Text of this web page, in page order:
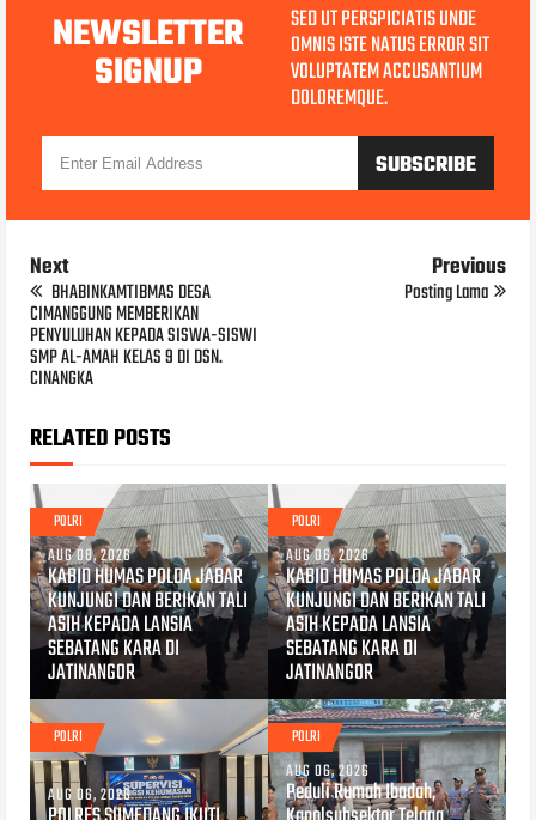
NEWSLETTER
SIGNUP
SED UT PERSPICIATIS UNDE
OMNIS ISTE NATUS ERROR SIT
VOLUPTATEM ACCUSANTIUM
DOLOREMQUE.
Next
BHABINKAMTIBMAS DESA
CIMANGGUNG MEMBERIKAN
PENYULUHAN KEPADA SISWA-SISWI
SMP AL-AMAH KELAS 9 DI DSN.
CINANGKA
Previous
Posting Lama
RELATED POSTS
POLRI
AUG 08, 2026
KABID HUMAS POLDA JABAR
KUNJUNGI DAN BERIKAN TALI
ASIH KEPADA LANSIA
SEBATANG KARA DI
JATINANGOR
POLRI
AUG 06, 2026
KABID HUMAS POLDA JABAR
KUNJUNGI DAN BERIKAN TALI
ASIH KEPADA LANSIA
SEBATANG KARA DI
JATINANGOR
POLRI
AUG 06, 2026
POLRI
AUG 06, 2026
Peduli Rumah Ibadah,